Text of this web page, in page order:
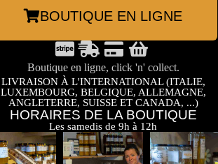
BOUTIQUE EN LIGNE
Boutique en ligne, click 'n' collect.
LIVRAISON À L'INTERNATIONAL (ITALIE,
LUXEMBOURG, BELGIQUE, ALLEMAGNE,
ANGLETERRE, SUISSE ET CANADA, ...)
HORAIRES DE LA BOUTIQUE
Les samedis de 9h à 12h